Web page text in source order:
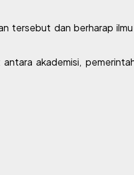
tersebut dan berharap
akademisi,